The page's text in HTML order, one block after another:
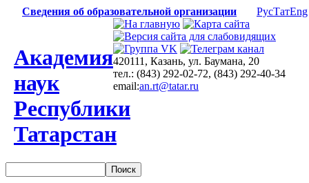
Сведения об образовательной организации РусТатEng
Академия
наук
Республики
Татарстан
420111, Казань, ул. Баумана, 20
тел.: (843) 292-02-72, (843) 292-40-34
email:an.rt@tatar.ru